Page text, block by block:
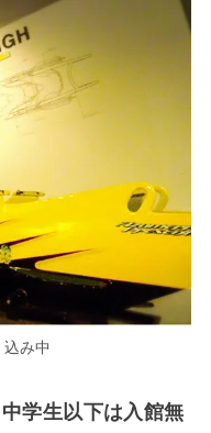
み中
中学生以下は入館無